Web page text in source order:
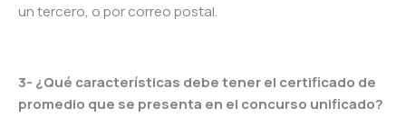
un tercero, o por correo postal.
3- ¿Qué características debe tener el certificado de
promedio que se presenta en el concurso unificado?